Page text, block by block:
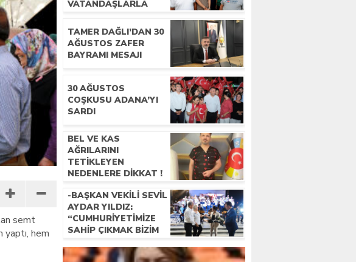
BULUŞTU
semt
yaptı, hem
VATANDAŞLARLA
TAMER DAĞLI’DAN 30
AĞUSTOS ZAFER
BAYRAMI MESAJI
30 AĞUSTOS
COŞKUSU ADANA’YI
SARDI
BEL VE KAS
AĞRILARINI
TETİKLEYEN
NEDENLERE DİKKAT !
-BAŞKAN VEKILI SEVIL
AYDAR YILDIZ:
“CUMHURIYETIMIZE
SAHIP ÇIKMAK BIZIM